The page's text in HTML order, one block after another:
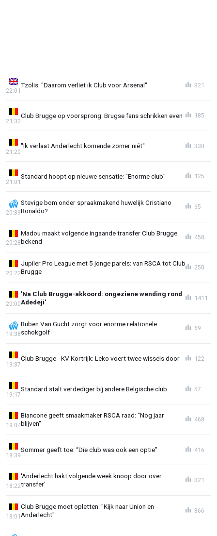
Tzolis: "Daarom verliet ik Club voor Arsenal"
22:01
321
Club Brugge op voorsprong: Brugse fans schrikken even
21:32
185
"Ik verlaat Anderlecht komende zomer niét"
21:20
330
Standard hoopt op nieuwe sensatie: "Enorme club"
21:01
125
Stevige bom onder spraakmakend huwelijk Cristiano
Ronaldo?
20:39
65
Madou maakt volgende ingaande transfer Club Brugge
bekend
20:28
458
Jupiler Pro League met 5 jonge parels: van RSCA tot Club
Brugge
20:22
250
'Na Club Brugge-akkoord: ongeziene wending rond
Adedeji'
20:00
1411
Ruben Van Gucht zorgt voor enorme relationele
schokgolf
19:38
69
Club Brugge - KV Kortrijk: Leko voert twee wissels door
19:37
122
Standard stalt verdediger bij andere Belgische club
19:17
57
Biancone geeft smaakmaker RSCA raad: "Nog jaar
blijven"
19:04
468
Sommer geeft toe: “Die club was ook een optie”
18:39
416
'Anderlecht hakt volgende week knoop door over
transfer'
18:22
321
Club Brugge moet opletten: "Kijk naar Union en
Anderlecht"
18:01
366